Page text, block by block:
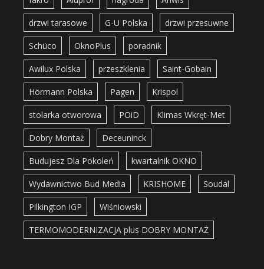
drzwi tarasowe G-U Polska drzwi przesuwne
Schüco OknoPlus poradnik
Awilux Polska przeszklenia Saint-Gobain
Hörmann Polska Pagen Krispol
stolarka otworowa POiD Klimas Wkręt-Met
Dobry Montaż Deceuninck
Budujesz Dla Pokoleń kwartalnik OKNO
Wydawnictwo Bud Media KRISHOME Soudal
Pilkington IGP Wiśniowski
TERMOMODERNIZACJA plus DOBRY MONTAŻ